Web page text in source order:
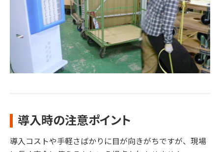
導入時の注意ポイント
導入コストや手軽さばかりに目が向きがちですが、現場